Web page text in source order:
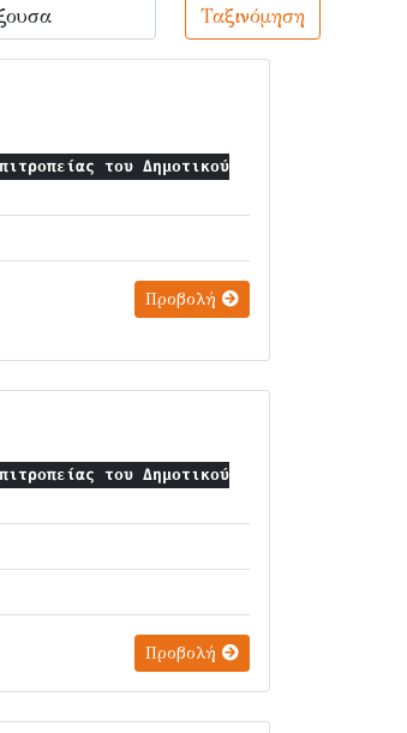
Ταξινόμηση
του Δημοτικού
Προβολή
του Δημοτικού
Προβολή